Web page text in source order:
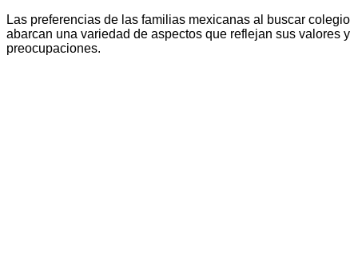
Las preferencias de las familias mexicanas al buscar colegio
abarcan una variedad de aspectos que reflejan sus valores y
preocupaciones.